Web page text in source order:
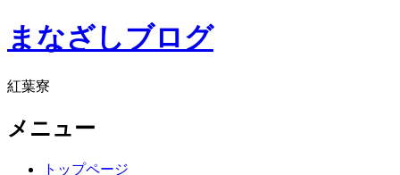
まなざしブログ
紅葉寮
メニュー
トップページ